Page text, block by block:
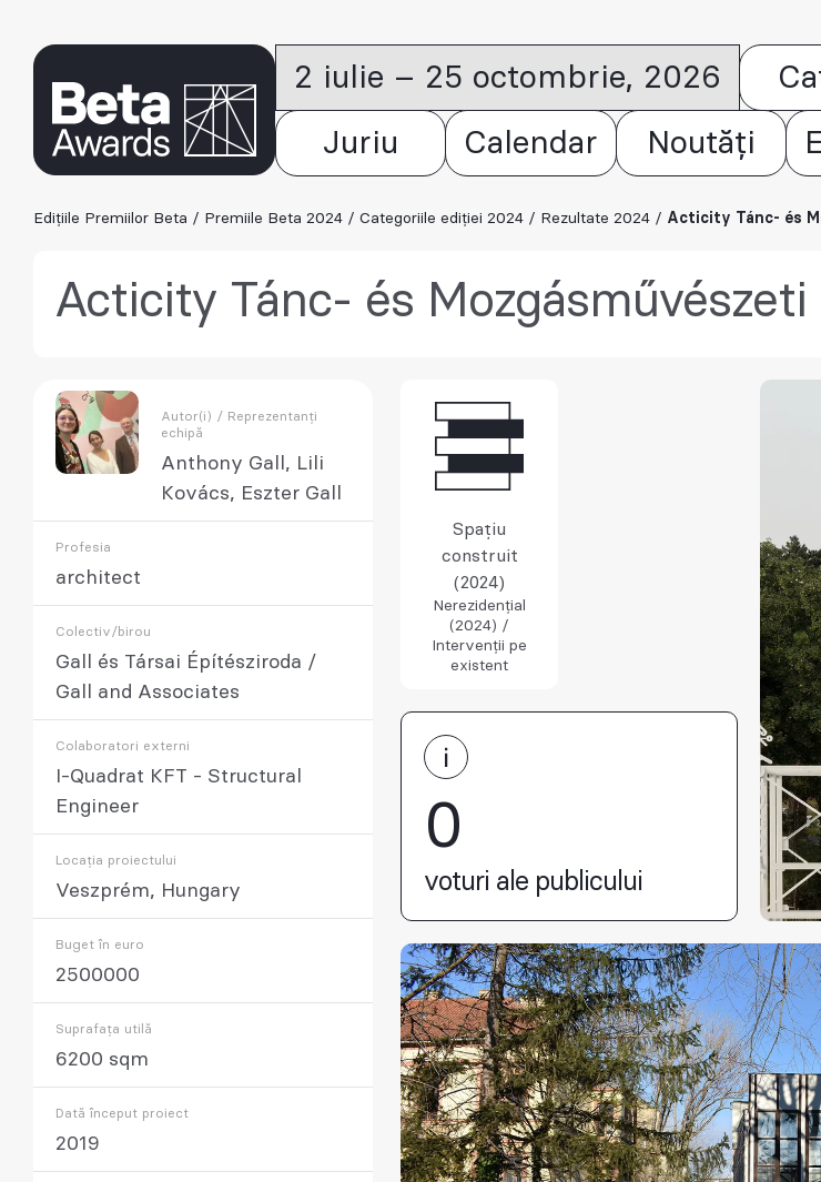
2 iulie – 25 octombrie, 2026
Juriu Calendar Noutăți
Edițiile Premiilor Beta / Premiile Beta 2024 / Categoriile ediției 2024 / Rezultate 2024 / Acticity Tánc- és
Acticity Tánc- és Mozgásművészeti
Autor(i) / Reprezentanți
echipă
Anthony Gall, Lili
Kovács, Eszter Gall
Profesia
architect
Colectiv/birou
Gall és Társai Építésziroda /
Gall and Associates
Colaboratori externi
I-Quadrat KFT - Structural
Engineer
Locația proiectului
Veszprém, Hungary
Buget în euro
2500000
Suprafața utilă
6200 sqm
Dată început proiect
2019
Spațiu
construit
(2024)
Nerezidențial
(2024) /
Intervenții pe
existent
0
voturi ale publicului